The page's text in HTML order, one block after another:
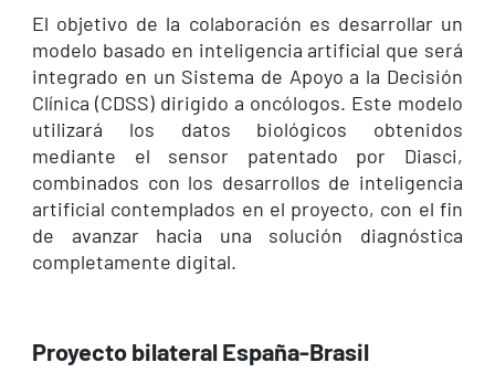
El objetivo de la colaboración es desarrollar un
modelo basado en inteligencia artificial que será
integrado en un Sistema de Apoyo a la Decisión
Clínica (CDSS) dirigido a oncólogos. Este modelo
utilizará los datos biológicos obtenidos
mediante el sensor patentado por Diasci,
combinados con los desarrollos de inteligencia
artificial contemplados en el proyecto, con el fin
de avanzar hacia una solución diagnóstica
completamente digital.
Proyecto bilateral España-Brasil